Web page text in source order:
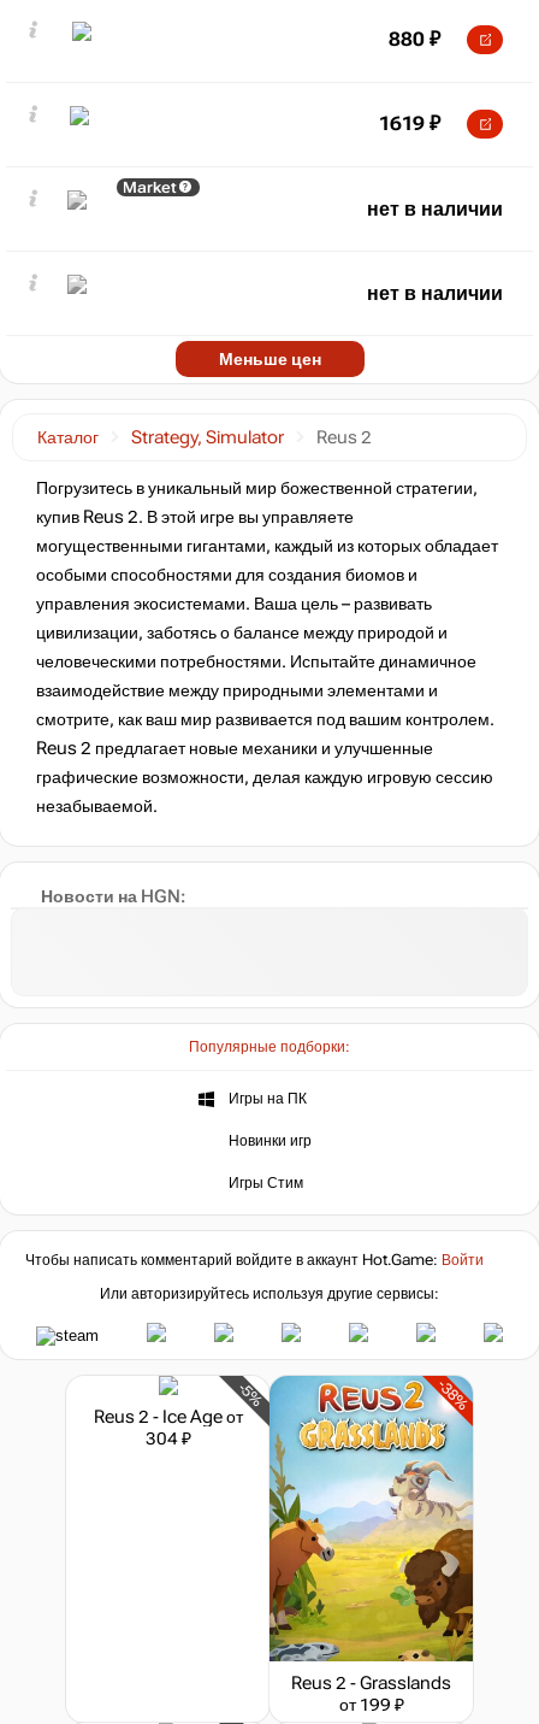
Новости на HGN:
Популярные подборки:
Игры на ПК
Новинки игр
Игры Стим
Каталог Strategy, Simulator Reus 2
Погрузитесь в уникальный мир божественной стратегии,
купив Reus 2. В этой игре вы управляете
могущественными гигантами, каждый из которых обладает
особыми способностями для создания биомов и
управления экосистемами. Ваша цель – развивать
цивилизации, заботясь о балансе между природой и
человеческими потребностями. Испытайте динамичное
взаимодействие между природными элементами и
смотрите, как ваш мир развивается под вашим контролем.
Reus 2 предлагает новые механики и улучшенные
графические возможности, делая каждую игровую сессию
незабываемой.
880 ₽
1619 ₽
Market
нет в наличии
нет в наличии
Меньше цен
Чтобы написать комментарий войдите в аккаунт Hot.Game: Войти
Или авторизируйтесь используя другие сервисы:
-5%
Reus 2 - Ice Ageот
304 ₽
-38%
Reus 2 - Grasslands
от 199 ₽